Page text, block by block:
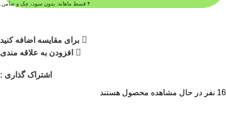
۴ قسط ماهانه. بدون سود، چک و ضامن.
برای مقایسه اضافه کنید
افزودن به علاقه مندی
اشتراک گذاری :
16 نفر در حال مشاهده محصول هستند